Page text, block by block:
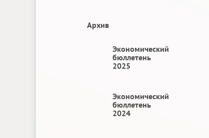
Архив
Экономический
бюллетень
2025
Экономический
бюллетень
2024